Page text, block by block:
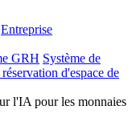
Entreprise
GRH Système de
d'espace de
l'IA pour les monnaies